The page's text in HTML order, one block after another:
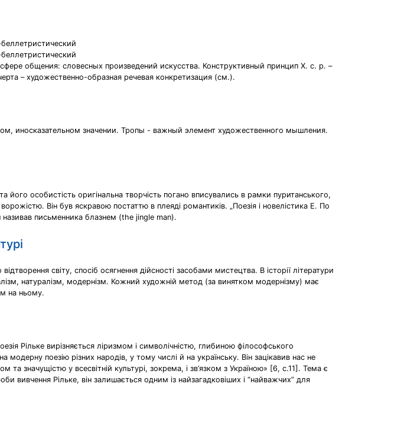
общения: словесных произведений искусства. Конструктивный принцип Х. с. р. –
– художественно-образная речевая конкретизация (см.).
иносказательном значении. Тропы - важный элемент художественного мышления.
особистість оригінальна творчість погано вписувались в рамки пуританського,
Він був яскравою постаттю в плеяді романтиків. „Поезія і новелістика Е. По
письменника блазнем (the jingle man).
світу, спосіб осягнення дійсності засобами мистецтва. В історії літератури
натуралізм, модернізм. Кожний художній метод (за винятком модернізму) має
на ньому.
Pільке вирізняється ліризмом і символічністю, глибиною філософського
поезію різних народів, у тому числі й на українську. Він зацікавив нас не
значущістю у всесвітній культурі, зокрема, і зв’язком з Україною» [6, с.11]. Тема є
вивчення Рільке, він залишається одним із найзагадковіших і “найважчих” для